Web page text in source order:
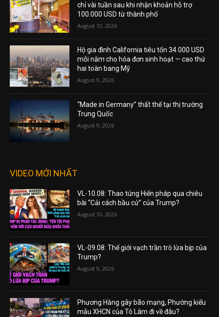
chỉ vài tuần sau khi nhận khoản hỗ trợ
100.000 USD từ thành phố
August 10, 2026
Hộ gia đình California tiêu tốn 34.000 USD
mỗi năm cho hóa đơn sinh hoạt — cao thứ
hai toàn bang Mỹ
August 9, 2026
“Made in Germany” thất thế tại thị trường
Trung Quốc
August 9, 2026
VIDEO MỚI NHẤT
VL-10.08: Thao túng Hiến pháp qua chiêu
bài “Cải cách bầu cử” của Trump?
August 10, 2026
VL-09.08: Thế giới vạch trần trò lừa bịp của
Trump?
August 9, 2026
Phương Hằng gây bão mạng, Phường kiểu
mẫu XHCN của Tô Lâm đi về đâu?